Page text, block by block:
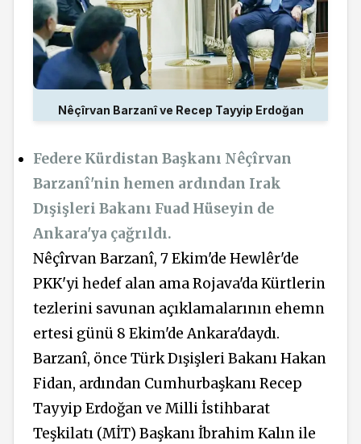
Nêçîrvan Barzanî ve Recep Tayyip Erdoğan
Federe Kürdistan Başkanı Nêçîrvan
Barzanî'nin hemen ardından Irak
Dışişleri Bakanı Fuad Hüseyin de
Ankara'ya çağrıldı.
Nêçîrvan Barzanî, 7 Ekim'de Hewlêr'de
PKK'yi hedef alan ama Rojava'da Kürtlerin
tezlerini savunan açıklamalarının ehemn
ertesi günü 8 Ekim'de Ankara'daydı.
Barzanî, önce Türk Dışişleri Bakanı Hakan
Fidan, ardından Cumhurbaşkanı Recep
Tayyip Erdoğan ve Milli İstihbarat
Teşkilatı (MİT) Başkanı İbrahim Kalın ile